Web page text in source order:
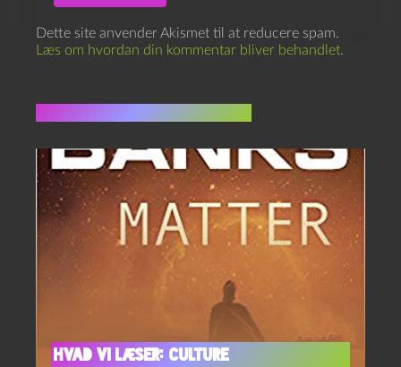
Dette site anvender Akismet til at reducere spam.
Læs om hvordan din kommentar bliver behandlet.
Hvad vi læser: Culture